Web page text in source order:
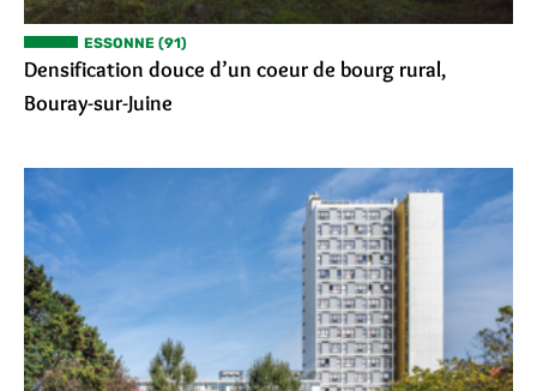
ESSONNE (91)
Densification douce d’un coeur de bourg rural,
Bouray-sur-Juine